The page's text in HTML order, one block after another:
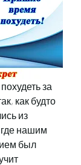
за
как будто
из
нашим
был